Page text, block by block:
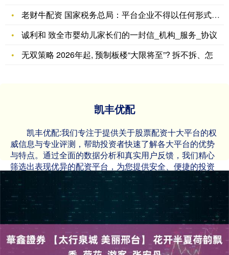
老财牛配资 国家税务总局：平台企业不得以任何形式将自身涉税义
诚利和 致全市婴幼儿家长们的一封信_机构_服务_协议
无双策略 2026年起, 预制板楼“大限将至”? 拆不拆、怎
凯丰优配
凯丰优配:我们专注于提供关于股票配资十大平台的权
威信息与专业评测，帮助投资者快速了解各大平台的优势
与特点。通过全面的数据分析和真实用户反馈，我们精心
筛选出表现优异的配资平台，为您提供安全、便捷的投资
渠道。无论是服务质量、资金安全还是操作体验，我们的
推荐都经过严格审核，致力于为广大股民打造可靠的投资
指南。选择我们，让您的股票投资更高效、更放心！